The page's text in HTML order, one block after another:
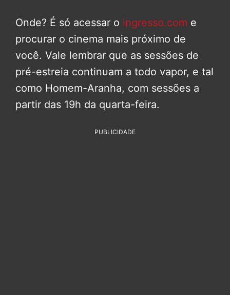
Onde? É só acessar o ingresso.com e
procurar o cinema mais próximo de
você. Vale lembrar que as sessões de
pré-estreia continuam a todo vapor, e tal
como Homem-Aranha, com sessões a
partir das 19h da quarta-feira.
PUBLICIDADE